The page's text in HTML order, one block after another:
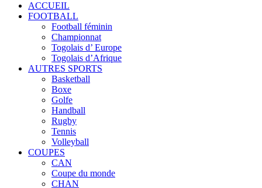
ACCUEIL
FOOTBALL
Football féminin
Championnat
Togolais d’ Europe
Togolais d’Afrique
AUTRES SPORTS
Basketball
Boxe
Golfe
Handball
Rugby
Tennis
Volleyball
COUPES
CAN
Coupe du monde
CHAN